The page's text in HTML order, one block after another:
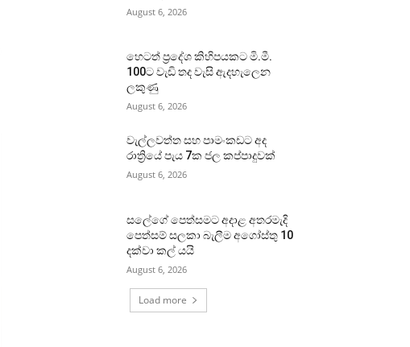
August 6, 2026
හෙටත් ප්‍රදේශ කිහිපයකට මි.මී.
100ට වැඩි තද වැසි ඇදහැලෙන
ලකුණු
August 6, 2026
වැල්ලවත්ත සහ පාමංකඩට අද
රාත්‍රියේ පැය 7ක ජල කප්පාදුවක්
August 6, 2026
සලේගේ පෙත්සමට අදාළ අතරමැදි
පෙත්සම් සලකා බැලීම අගෝස්තු 10
දක්වා කල් යයි
August 6, 2026
Load more